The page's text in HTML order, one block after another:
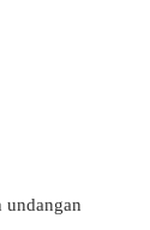
undangan